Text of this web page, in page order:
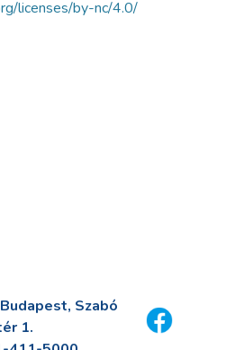
licenses/by-nc/4.0/
Szabó
1.